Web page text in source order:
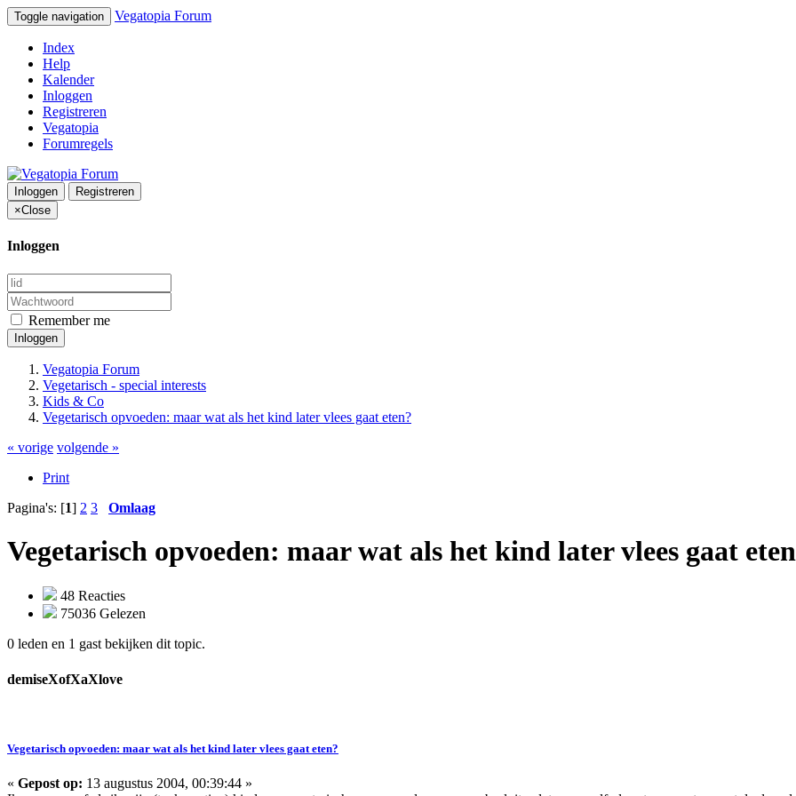
Toggle navigation Vegatopia Forum
Index
Help
Kalender
Inloggen
Registreren
Vegatopia
Forumregels
Inloggen
Registreren
×Close
Inloggen
Remember me
Inloggen
Vegatopia Forum
Vegetarisch - special interests
Kids & Co
Vegetarisch opvoeden: maar wat als het kind later vlees gaat eten?
« vorige volgende »
Print
Pagina's: [1] 2 3 Omlaag
Vegetarisch opvoeden: maar wat als het kind later vlees gaat
48 Reacties
75036 Gelezen
0 leden en 1 gast bekijken dit topic.
demiseXofXaXlove
Vegetarisch opvoeden: maar wat als het kind later vlees gaat eten?
« Gepost op: 13 augustus 2004, 00:39:44 »